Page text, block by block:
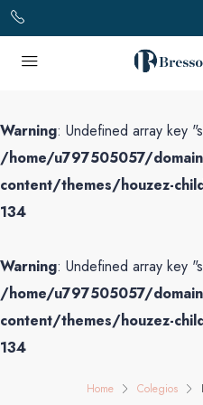
Warning: Undefined array key
/home/u797505057/
content/themes/houzez-
134
Warning: Undefined array key
/home/u797505057/
content/themes/houzez-
134
Home Colegios